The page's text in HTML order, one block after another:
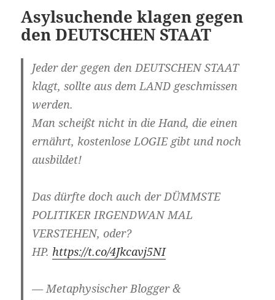
Asylsuchende klagen gegen
den DEUTSCHEN STAAT
Jeder der gegen den DEUTSCHEN STAAT
klagt, sollte aus dem LAND geschmissen
werden.
Man scheißt nicht in die Hand, die einen
ernährt, kostenlose LOGIE gibt und noch
ausbildet!
Das dürfte doch auch der DÜMMSTE
POLITIKER IRGENDWAN MAL
VERSTEHEN, oder?
HP. https://t.co/4Jkcavj5NI
— Metaphysischer Blogger &